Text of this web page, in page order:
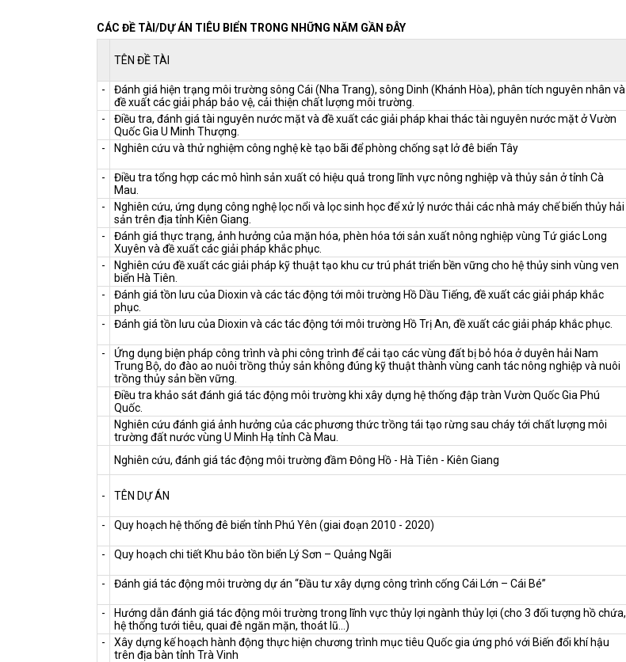
CÁC ĐỀ TÀI/DỰ ÁN TIÊU BIỂN TRONG NHỮNG NĂM GẦN ĐÂY
TÊN ĐỀ TÀI
-
Đánh giá hiện trạng môi trường sông Cái (Nha Trang), sông Dinh (Khánh Hòa), phân tích nguyên nhân và
đề xuất các giải pháp bảo vệ, cải thiện chất lượng môi trường.
-
Điều tra, đánh giá tài nguyên nước mặt và đề xuất các giải pháp khai thác tài nguyên nước mặt ở Vườn
Quốc Gia U Minh Thượng.
-
Nghiên cứu và thử nghiệm công nghệ kè tạo bãi để phòng chống sạt lở đê biển Tây
-
Điều tra tổng hợp các mô hình sản xuất có hiệu quả trong lĩnh vực nông nghiệp và thủy sản ở tỉnh Cà
Mau.
-
Nghiên cứu, ứng dụng công nghệ lọc nổi và lọc sinh học để xử lý nước thải các nhà máy chế biến thủy hải
sản trên địa tỉnh Kiên Giang.
-
Đánh giá thực trạng, ảnh hưởng của mặn hóa, phèn hóa tới sản xuất nông nghiệp vùng Tứ giác Long
Xuyên và đề xuất các giải pháp khắc phục.
-
Nghiên cứu đề xuất các giải pháp kỹ thuật tạo khu cư trú phát triển bền vững cho hệ thủy sinh vùng ven
biển Hà Tiên.
-
Đánh giá tồn lưu của Dioxin và các tác động tới môi trường Hồ Dầu Tiếng, đề xuất các giải pháp khắc
phục.
-
Đánh giá tồn lưu của Dioxin và các tác động tới môi trường Hồ Trị An, đề xuất các giải pháp khắc phục.
-
Ứng dụng biện pháp công trình và phi công trình để cải tạo các vùng đất bị bỏ hóa ở duyên hải Nam
Trung Bộ, do đào ao nuôi trồng thủy sản không đúng kỹ thuật thành vùng canh tác nông nghiệp và nuôi
trồng thủy sản bền vững.
Điều tra khảo sát đánh giá tác động môi trường khi xây dựng hệ thống đập tràn Vườn Quốc Gia Phú
Quốc.
Nghiên cứu đánh giá ảnh hưởng của các phương thức trồng tái tạo rừng sau cháy tới chất lượng môi
trường đất nước vùng U Minh Hạ tỉnh Cà Mau.
Nghiên cứu, đánh giá tác động môi trường đầm Đông Hồ - Hà Tiên - Kiên Giang
- TÊN DỰ ÁN
-
Quy hoạch hệ thống đê biển tỉnh Phú Yên (giai đoạn 2010 - 2020)
-
Quy hoạch chi tiết Khu bảo tồn biển Lý Sơn – Quảng Ngãi
-
Đánh giá tác động môi trường dự án “Đầu tư xây dựng công trình cống Cái Lớn – Cái Bé”
-
Hướng dẫn đánh giá tác động môi trường trong lĩnh vực thủy lợi ngành thủy lợi (cho 3 đối tượng hồ chứa,
hệ thống tưới tiêu, quai đê ngăn mặn, thoát lũ…)
-
Xây dựng kế hoạch hành động thực hiện chương trình mục tiêu Quốc gia ứng phó với Biến đổi khí hậu
trên địa bàn tỉnh Trà Vinh